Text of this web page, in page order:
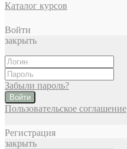
Каталог курсов
Войти
закрыть
Забыли пароль?
Войти
Пользовательское соглашение
Регистрация
закрыть